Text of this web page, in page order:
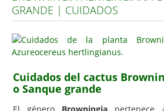
Plantas Carnívoras y Orquídeas
Consejos
Hemisferio Sur
Enfermedades
GRANDE | CUIDADOS
Cuidados del cactus
o Sanque grande